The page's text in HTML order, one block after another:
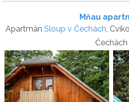
Mňau
Apartmán Sloup v Čechách,
Čechách